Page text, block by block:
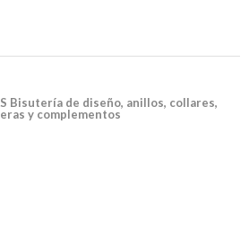
Bisutería de diseño, anillos, collares,
y complementos